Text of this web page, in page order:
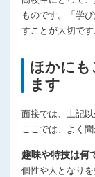
ものです。「学
すことが大切です
ほかにも
ます
面接では、上記以
ここでは、よく
趣味や特技は何
個性や人となりを